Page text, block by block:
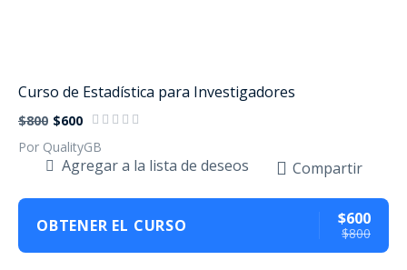
Curso de Estadística para Investigadores
$800 $600
Por QualityGB
Agregar a la lista de deseos Compartir
OBTENER EL CURSO $600
$800